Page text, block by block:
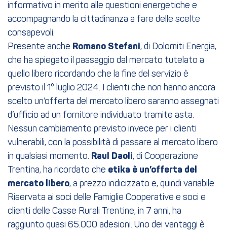
informativo in merito alle questioni energetiche e
accompagnando la cittadinanza a fare delle scelte
consapevoli.
Presente anche Romano Stefani, di Dolomiti Energia,
che ha spiegato il passaggio dal mercato tutelato a
quello libero ricordando che la fine del servizio è
previsto il 1° luglio 2024. I clienti che non hanno ancora
scelto un’offerta del mercato libero saranno assegnati
d’ufficio ad un fornitore individuato tramite asta.
Nessun cambiamento previsto invece per i clienti
vulnerabili, con la possibilità di passare al mercato libero
in qualsiasi momento. Raul Daoli, di Cooperazione
Trentina, ha ricordato che etika è un’offerta del
mercato libero, a prezzo indicizzato e, quindi variabile.
Riservata ai soci delle Famiglie Cooperative e soci e
clienti delle Casse Rurali Trentine, in 7 anni, ha
raggiunto quasi 65.000 adesioni. Uno dei vantaggi è